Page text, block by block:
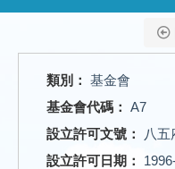
相關網站
網站管理
基金會登入
類別： 基金會
基金會代碼： A7
設立許可文號：
八五
設立許可日期：